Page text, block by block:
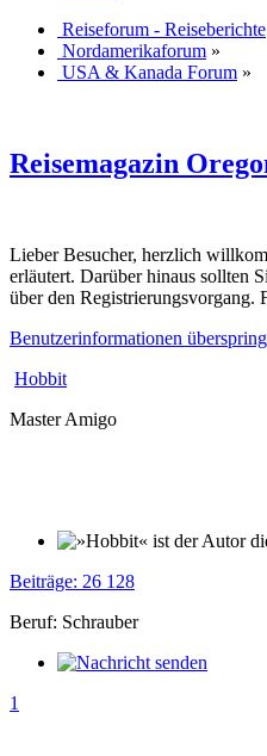
Reiseforum - Reiseberichte
Nordamerikaforum »
USA & Kanada Forum »
Reisemagazin
Lieber Besucher, herzlich
erläutert. Darüber hinaus sollten
über den Registrierungsvorgang.
Benutzerinformationen
Hobbit
Master Amigo
Beiträge: 26 128
Beruf: Schrauber
1